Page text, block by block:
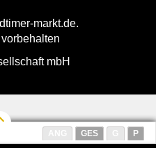
GES P
markt.de.
mbH